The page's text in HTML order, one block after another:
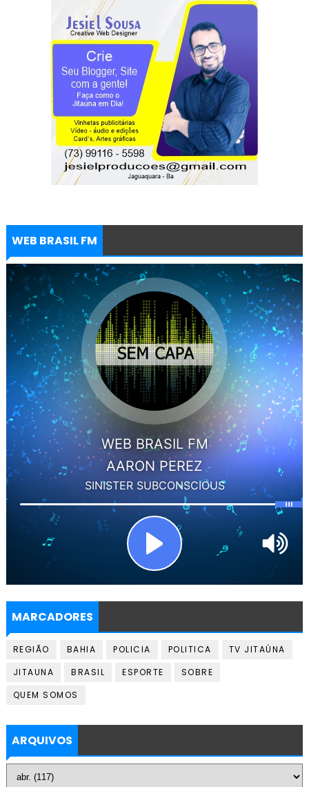
WEB BRASIL FM
MARCADORES
REGIÃO BAHIA POLICIA POLITICA
TV JITAÚNA
JITAUNA
BRASIL ESPORTE
SOBRE
QUEM SOMOS
ARQUIVOS